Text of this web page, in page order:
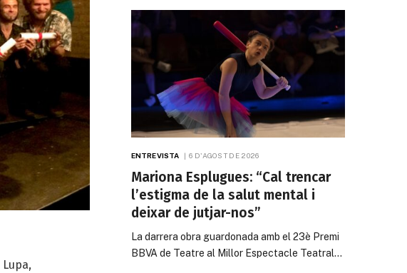
ENTREVISTA 6 D'AGOST DE 2026
Mariona Esplugues: “Cal trencar
l’estigma de la salut mental i
deixar de jutjar-nos”
La darrera obra guardonada amb el 23è Premi
BBVA de Teatre al Millor Espectacle Teatral…